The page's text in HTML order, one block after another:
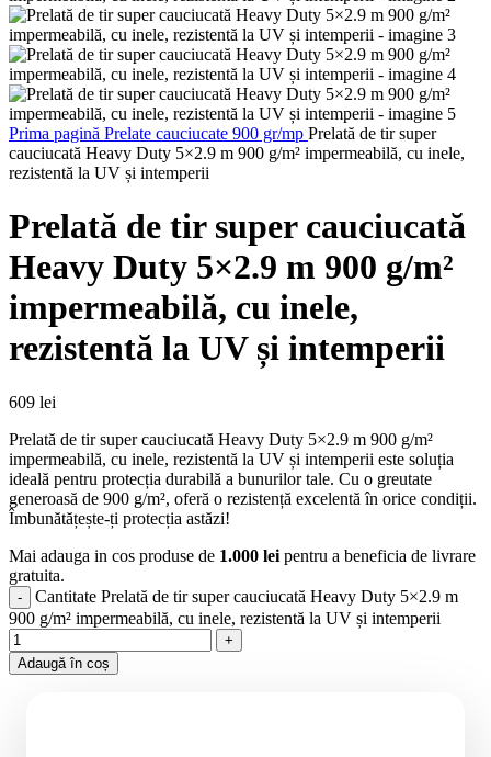
Prima pagină Prelate cauciucate 900 gr/mp Prelată de tir super
cauciucată Heavy Duty 5×2.9 m 900 g/m² impermeabilă, cu inele,
rezistentă la UV și intemperii
Prelată de tir super cauciucată
Heavy Duty 5×2.9 m 900 g/m²
impermeabilă, cu inele,
rezistentă la UV și intemperii
609 lei
Prelată de tir super cauciucată Heavy Duty 5×2.9 m 900 g/m²
impermeabilă, cu inele, rezistentă la UV și intemperii este soluția
ideală pentru protecția durabilă a bunurilor tale. Cu o greutate
generoasă de 900 g/m², oferă o rezistență excelentă în orice condiții.
Îmbunătățește-ți protecția astăzi!
Mai adauga in cos produse de 1.000 lei pentru a beneficia de livrare
gratuita.
Cantitate Prelată de tir super cauciucată Heavy Duty 5×2.9 m
900 g/m² impermeabilă, cu inele, rezistentă la UV și intemperii
Adaugă în coș